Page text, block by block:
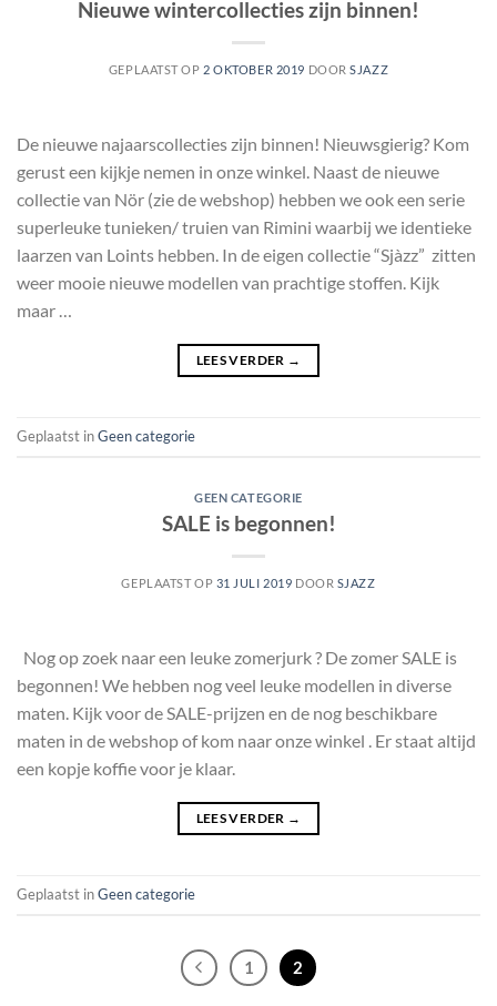
Nieuwe wintercollecties zijn binnen!
GEPLAATST OP 2 OKTOBER 2019 DOORSJAZZ
De nieuwe najaarscollecties zijn binnen! Nieuwsgierig? Kom
gerust een kijkje nemen in onze winkel. Naast de nieuwe
collectie van Nör (zie de webshop) hebben we ook een serie
superleuke tunieken/ truien van Rimini waarbij we identieke
laarzen van Loints hebben. In de eigen collectie “Sjàzz” zitten
weer mooie nieuwe modellen van prachtige stoffen. Kijk
maar …
LEES VERDER →
Geplaatst inGeen categorie
GEEN CATEGORIE
SALE is begonnen!
GEPLAATST OP 31 JULI 2019 DOOR SJAZZ
Nog op zoek naar een leuke zomerjurk ? De zomer SALE is
begonnen! We hebben nog veel leuke modellen in diverse
maten. Kijk voor de SALE-prijzen en de nog beschikbare
maten in de webshop of kom naar onze winkel . Er staat altijd
een kopje koffie voor je klaar.
LEES VERDER →
Geplaatst inGeen categorie
1 2